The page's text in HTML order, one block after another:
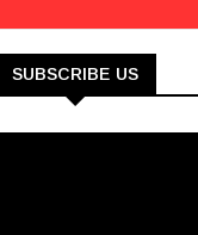
SUBSCRIBE US